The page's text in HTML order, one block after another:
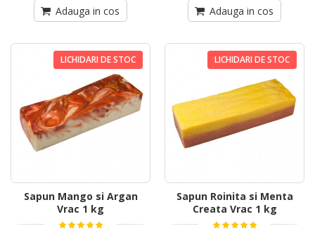
Adauga in cos Adauga in cos
LICHIDARI DE STOC
Sapun Mango si Argan
Vrac 1 kg
LICHIDARI DE STOC
Sapun Roinita si Menta
Creata Vrac 1 kg